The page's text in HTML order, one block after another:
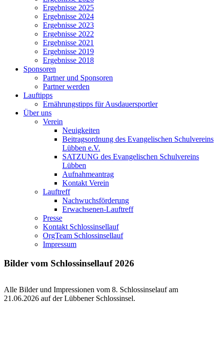
Ergebnisse 2025
Ergebnisse 2024
Ergebnisse 2023
Ergebnisse 2022
Ergebnisse 2021
Ergebnisse 2019
Ergebnisse 2018
Sponsoren
Partner und Sponsoren
Partner werden
Lauftipps
Ernährungstipps für Ausdauersportler
Über uns
Verein
Neuigkeiten
Beitragsordnung des Evangelischen Schulvereins
Lübben e.V.
SATZUNG des Evangelischen Schulvereins
Lübben
Aufnahmeantrag
Kontakt Verein
Lauftreff
Nachwuchsförderung
Erwachsenen-Lauftreff
Presse
Kontakt Schlossinsellauf
OrgTeam Schlossinsellauf
Impressum
Bilder vom Schlossinsellauf 2026
Alle Bilder und Impressionen vom 8. Schlossinselauf am
21.06.2026 auf der Lübbener Schlossinsel.